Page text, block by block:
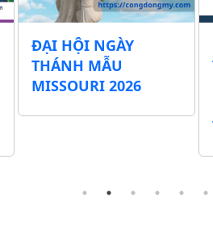
ĐẠI HỘI NGÀY
THÁNH MẪU
MISSOURI 2026